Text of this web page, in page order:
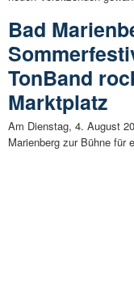
Bad
TonBand
Marktplatz
Am Dienstag, 4. August
Marienberg zur Bühne für